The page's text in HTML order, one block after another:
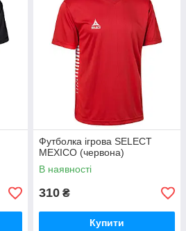
Футболка ігрова SELECT
MEXICO (червона)
В наявності
310 ₴
Купити